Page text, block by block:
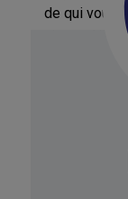
de qui vous
aimez.
en plaisir et
bien